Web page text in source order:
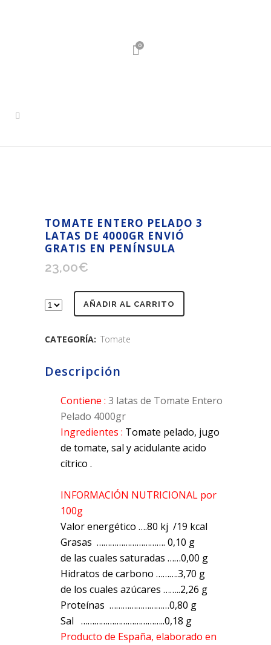
0
TOMATE ENTERO PELADO 3
LATAS DE 4000GR ENVIÓ
GRATIS EN PENÍNSULA
23,00€
AÑADIR AL CARRITO
CATEGORÍA: Tomate
Descripción
Contiene : 3 latas de Tomate Entero
Pelado 4000gr
Ingredientes : Tomate pelado, jugo
de tomate, sal y acidulante acido
cítrico .
INFORMACIÓN NUTRICIONAL por
100g
Valor energético ….80 kj /19 kcal
Grasas …………………………. 0,10 g
de las cuales saturadas ……0,00 g
Hidratos de carbono ……….3,70 g
de los cuales azúcares ……..2,26 g
Proteínas ………………………0,80 g
Sal ………………………………..0,18 g
Producto de España, elaborado en